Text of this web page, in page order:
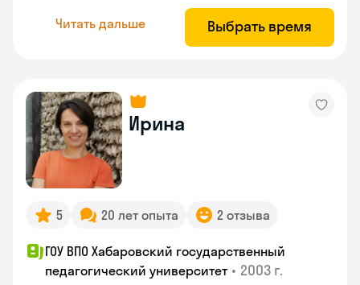
Читать дальше Выбрать время
Ирина
5 20 лет опыта 2 отзыва
ГОУ ВПО Хабаровский государственный
педагогический университет • 2003 г.